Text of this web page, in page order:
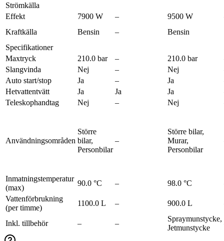
Strömkälla
Effekt
7900 W –
9500 W
Kraftkälla
Bensin –
Bensin
Specifikationer
Maxtryck
210.0 bar –
210.0 bar
Slangvinda
Nej –
Nej
Auto start/stop
Ja –
Ja
Hetvattentvätt
Ja Ja
Ja
Teleskophandtag
Nej – Nej
Användningsområden
Större
bilar,
Personbilar
–
Större bilar,
Murar,
Personbilar
Inmatningstemperatur
(max)
90.0 °C –
98.0 °C
Vattenförbrukning
(per timme)
1100.0 L – 900.0 L
Inkl. tillbehör – –
Spraymunstycke,
Jetmunstycke